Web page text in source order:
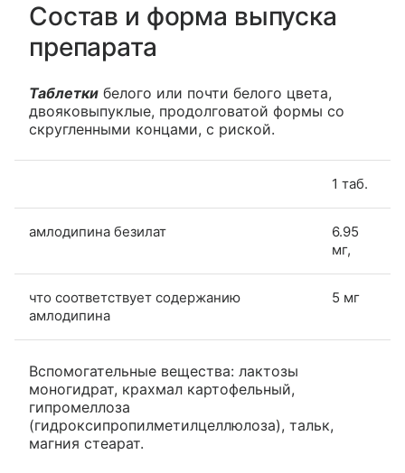
Состав и форма выпуска
препарата
Таблетки белого или почти белого цвета,
двояковыпуклые, продолговатой формы со
скругленными концами, с риской.
1 таб.
амлодипина безилат
6.95
мг,
что соответствует содержанию
амлодипина
5 мг
Вспомогательные вещества: лактозы
моногидрат, крахмал картофельный,
гипромеллоза
(гидроксипропилметилцеллюлоза), тальк,
магния стеарат.